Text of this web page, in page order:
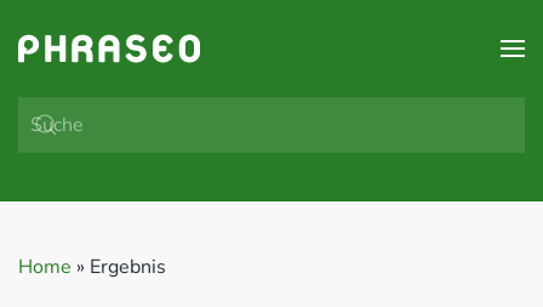
Zum Hauptinhalt springen
Home » Ergebnis